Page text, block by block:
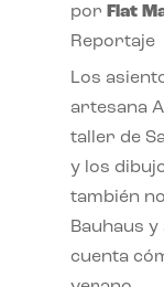
por Flat
Reportaje
Los
artesana
taller de
y los
también
Bauhaus
cuenta